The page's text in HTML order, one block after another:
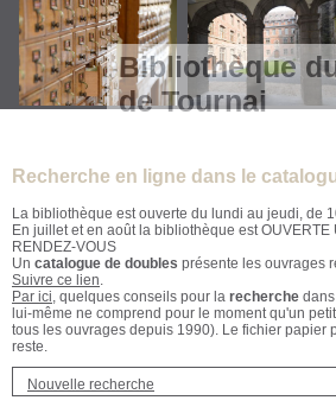
Bibliothèque
de Tournai
Recherche en ligne dans le
La bibliothèque est ouverte du lundi au jeudi, de
En juillet et en août la bibliothèque est OUVERTE
RENDEZ-VOUS
Un catalogue de doubles présente les ouvrages
Suivre ce lien.
Par ici, quelques conseils pour la recherche
lui-même ne comprend pour le moment qu'un
tous les ouvrages depuis 1990). Le fichier papier
reste.
Nouvelle recherche